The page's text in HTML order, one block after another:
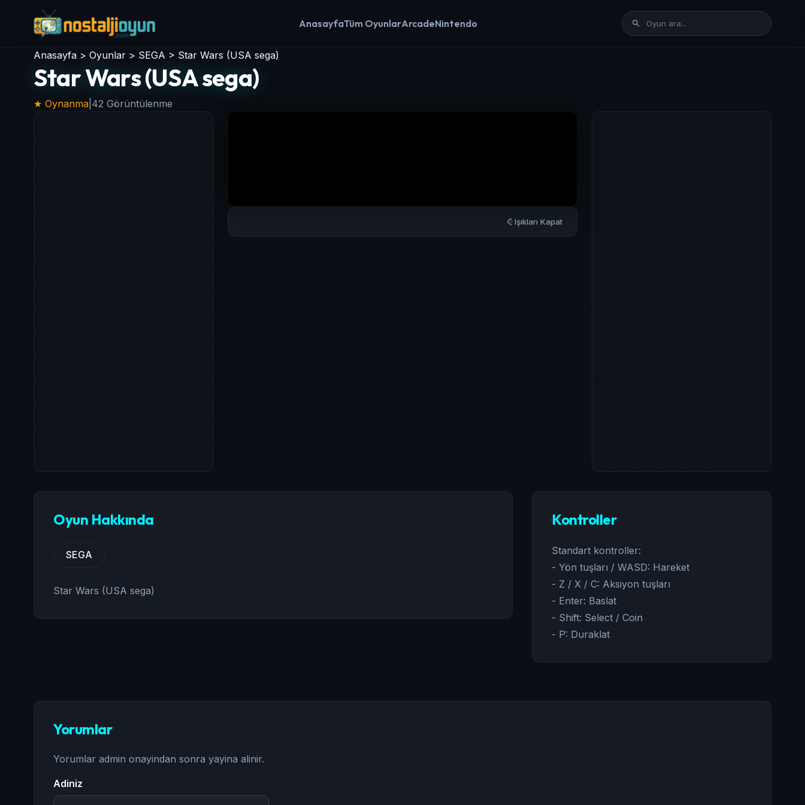
AnasayfaTüm OyunlarArcadeNintendo
Anasayfa > Oyunlar > SEGA > Star Wars (USA sega)
Star Wars (USA sega)
★ Oynanma 42 Görüntülenme
Işıkları Kapat
Oyun Hakkında
SEGA
Star Wars (USA sega)
Kontroller
Standart kontroller:
- Yön tuşları / WASD: Hareket
- Z / X / C: Aksiyon tuşları
- Enter: Baslat
- Shift: Select / Coin
- P: Duraklat
Yorumlar
Yorumlar admin onayindan sonra yayina alinir.
Adiniz